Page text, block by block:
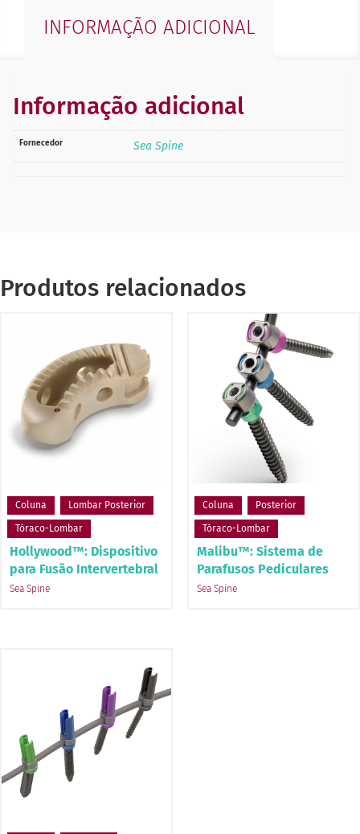
INFORMAÇÃO ADICIONAL
Informação adicional
Fornecedor Sea Spine
Produtos relacionados
Coluna Lombar Posterior
Tóraco-Lombar
Hollywood™: Dispositivo
para Fusão Intervertebral
Sea Spine
Coluna Posterior
Tóraco-Lombar
Malibu™: Sistema de
Parafusos Pediculares
Sea Spine